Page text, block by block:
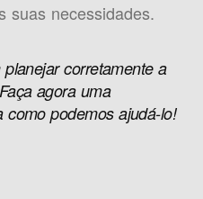
suas necessidades.
corretamente a
agora uma
como podemos ajudá-lo!